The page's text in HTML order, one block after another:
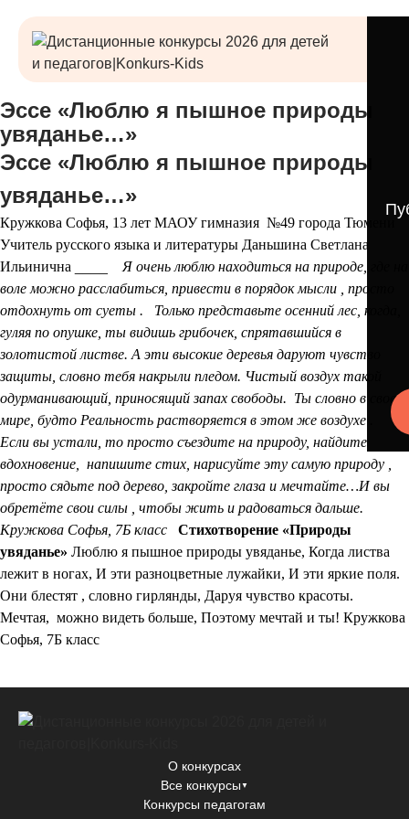
Эссе «Люблю я пышное природы
увяданье…»
Эссе «Люблю я пышное природы
увяданье…»
Кружкова Софья, 13 лет МАОУ гимназия №49 города Тюмени
Учитель русского языка и литературы Даньшина Светлана
Ильинична
Я очень люблю находиться на природе, где на
воле можно расслабиться, привести в порядок мысли , просто
отдохнуть от суеты .
Только представьте осенний лес, когда,
гуляя по опушке, ты видишь грибочек, спрятавшийся в
золотистой листве. А эти высокие деревья даруют чувство
защиты, словно тебя накрыли пледом. Чистый воздух такой
одурманивающий, приносящий запах свободы. Ты словно в своем
мире, будто Реальность растворяется в этом же воздухе .
Если вы устали, то просто съездите на природу, найдите
вдохновение, напишите стих, нарисуйте эту самую природу ,
просто сядьте под дерево, закройте глаза и мечтайте…И вы
обретёте свои силы , чтобы жить и радоваться дальше.
Кружкова Софья, 7Б класс
Стихотворение «Природы
увяданье» Люблю я пышное природы увяданье, Когда листва
лежит в ногах, И эти разноцветные лужайки, И эти яркие поля.
Они блестят , словно гирлянды, Даруя чувство красоты.
Мечтая, можно видеть больше, Поэтому мечтай и ты! Кружкова
Софья, 7Б класс
О конкурсах
Все конкурсы ▼
Конкурсы педагогам